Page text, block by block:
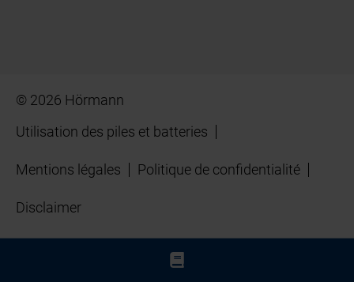
© 2026 Hörmann
Utilisation des piles et batteries
Mentions légales Politique de confidentialité
Disclaimer